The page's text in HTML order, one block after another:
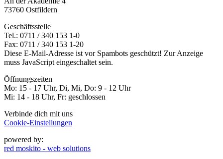
73760 Ostfildern
Geschäftsstelle
Tel.: 0711 / 340 153 1-0
Fax: 0711 / 340 153 1-20
Diese E-Mail-Adresse ist vor Spambots geschützt! Zur Anzeige
muss JavaScript eingeschaltet sein.
Öffnungszeiten
Mo: 15 - 17 Uhr, Di, Mi, Do: 9 - 12 Uhr
Mi: 14 - 18 Uhr, Fr: geschlossen
Verbinde dich mit uns
Cookie-Einstellungen
powered by:
red moskito - web solutions